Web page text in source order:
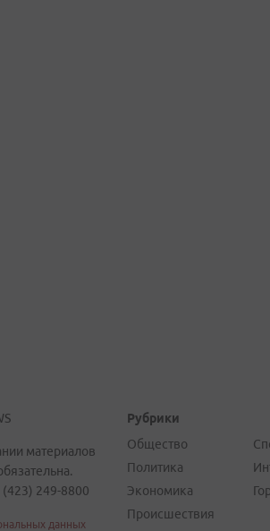
материалов
249-8800
данных
Рубрики
Общество
Политика
Экономика
Происшествия